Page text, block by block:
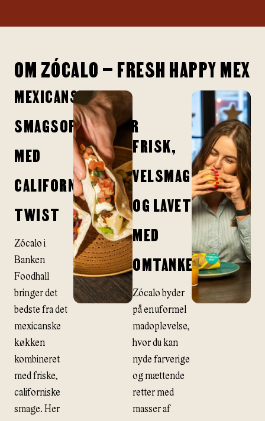
OM ZÓCALO – FRESH HAPPY MEX
MEXICANSKE
SMAGSOPLEVELSER
MED
CALIFORNISK
TWIST
Zócalo i
Banken
Foodhall
bringer det
bedste fra det
mexicanske
køkken
kombineret
med friske,
californiske
smage. Her
FRISK,
VELSMAGENDE
OG LAVET
MED
OMTANKE
Zócalo byder
på en uformel
madoplevelse,
hvor du kan
nyde farverige
og mættende
retter med
masser af